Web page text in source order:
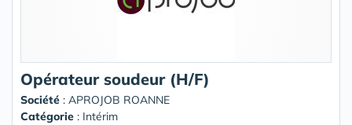
Opérateur soudeur (H/F)
Société : APROJOB ROANNE
Catégorie : Intérim